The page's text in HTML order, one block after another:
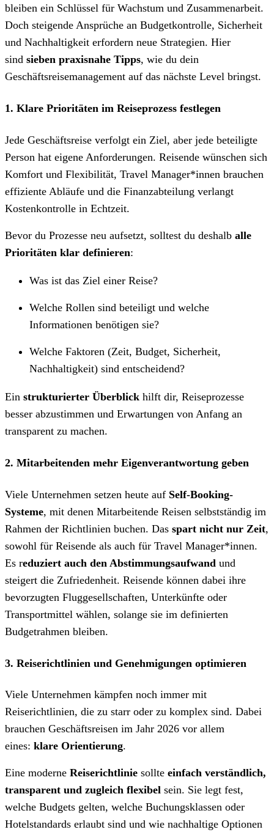
bleiben ein Schlüssel für Wachstum und Zusammenarbeit.
Doch steigende Ansprüche an Budgetkontrolle, Sicherheit
und Nachhaltigkeit erfordern neue Strategien. Hier
sind sieben praxisnahe Tipps, wie du dein
Geschäftsreisemanagement auf das nächste Level bringst.
1. Klare Prioritäten im Reiseprozess festlegen
Jede Geschäftsreise verfolgt ein Ziel, aber jede beteiligte
Person hat eigene Anforderungen. Reisende wünschen sich
Komfort und Flexibilität, Travel Manager*innen brauchen
effiziente Abläufe und die Finanzabteilung verlangt
Kostenkontrolle in Echtzeit.
Bevor du Prozesse neu aufsetzt, solltest du deshalb alle
Prioritäten klar definieren:
Was ist das Ziel einer Reise?
Welche Rollen sind beteiligt und welche
Informationen benötigen sie?
Welche Faktoren (Zeit, Budget, Sicherheit,
Nachhaltigkeit) sind entscheidend?
Ein strukturierter Überblick hilft dir, Reiseprozesse
besser abzustimmen und Erwartungen von Anfang an
transparent zu machen.
2. Mitarbeitenden mehr Eigenverantwortung geben
Viele Unternehmen setzen heute auf Self-Booking-
Systeme, mit denen Mitarbeitende Reisen selbstständig im
Rahmen der Richtlinien buchen. Das spart nicht nur Zeit,
sowohl für Reisende als auch für Travel Manager*innen.
Es reduziert auch den Abstimmungsaufwand und
steigert die Zufriedenheit. Reisende können dabei ihre
bevorzugten Fluggesellschaften, Unterkünfte oder
Transportmittel wählen, solange sie im definierten
Budgetrahmen bleiben.
3. Reiserichtlinien und Genehmigungen optimieren
Viele Unternehmen kämpfen noch immer mit
Reiserichtlinien, die zu starr oder zu komplex sind. Dabei
brauchen Geschäftsreisen im Jahr 2026 vor allem
eines: klare Orientierung.
Eine moderne Reiserichtlinie sollte einfach verständlich,
transparent und zugleich flexibel sein. Sie legt fest,
welche Budgets gelten, welche Buchungsklassen oder
Hotelstandards erlaubt sind und wie nachhaltige Optionen